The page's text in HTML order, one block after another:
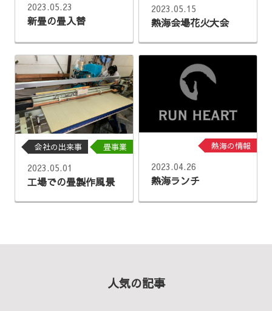
2023.05.23
新畳の畳入替
2023.05.15
熱海会場花火大会
会社の出来事 畳事業
2023.05.01
工場での畳製作風景
熱海の情報
2023.04.26
熱海ランチ
人気の記事